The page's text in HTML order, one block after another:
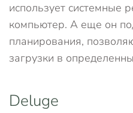
использует системные
компьютер. А еще он
планирования,
загрузки в
Deluge